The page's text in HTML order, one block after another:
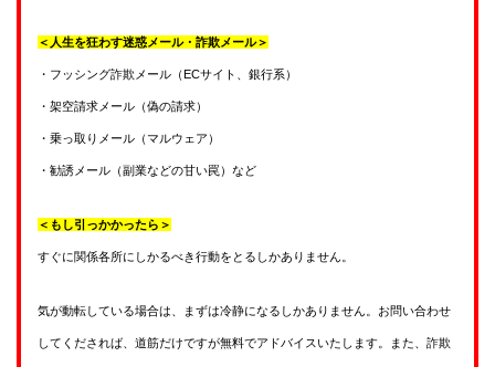
＜人生を狂わす迷惑メール・詐欺メール＞
・フッシング詐欺メール（ECサイト、銀行系）
・架空請求メール（偽の請求）
・乗っ取りメール（マルウェア）
・勧誘メール（副業などの甘い罠）など
＜もし引っかかったら＞
すぐに関係各所にしかるべき行動をとるしかありません。
気が動転している場合は、まずは冷静になるしかありません。お問い合わせ
してくだされば、道筋だけですが無料でアドバイスいたします。また、詐欺